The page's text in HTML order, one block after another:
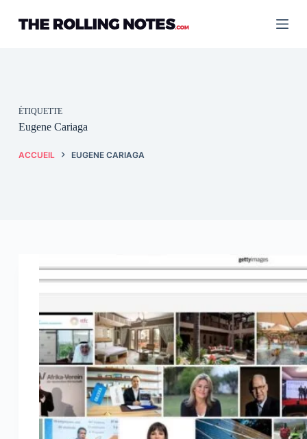
contenu
ÉTIQUETTE
Eugene Cariaga
ACCUEIL EUGENE CARIAGA